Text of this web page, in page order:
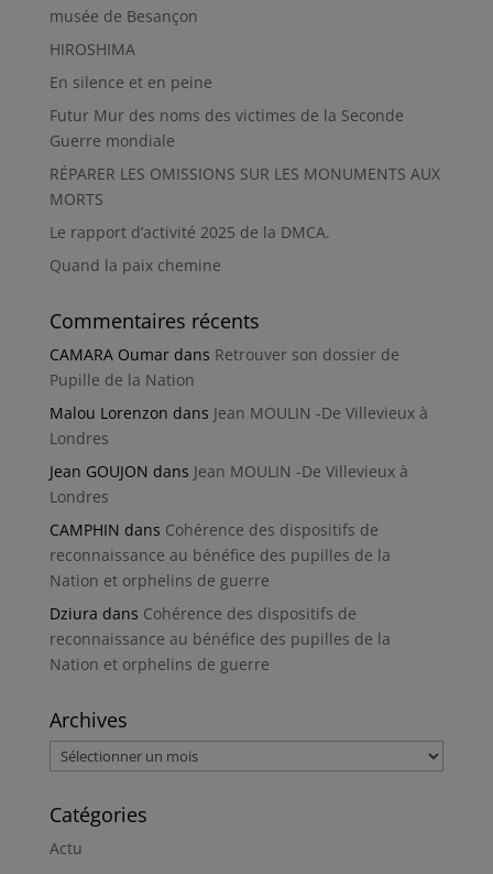
musée de Besançon
HIROSHIMA
En silence et en peine
Futur Mur des noms des victimes de la Seconde
Guerre mondiale
RÉPARER LES OMISSIONS SUR LES MONUMENTS AUX
MORTS
Le rapport d’activité 2025 de la DMCA.
Quand la paix chemine
Commentaires récents
CAMARA Oumardans Retrouver son dossier de
Pupille de la Nation
Malou Lorenzon dans Jean MOULIN -De Villevieux à
Londres
Jean GOUJON dans Jean MOULIN -De Villevieux à
Londres
CAMPHIN dans Cohérence des dispositifs de
reconnaissance au bénéfice des pupilles de la
Nation et orphelins de guerre
Dziura dans Cohérence des dispositifs de
reconnaissance au bénéfice des pupilles de la
Nation et orphelins de guerre
Archives
Archives
Catégories
Actu